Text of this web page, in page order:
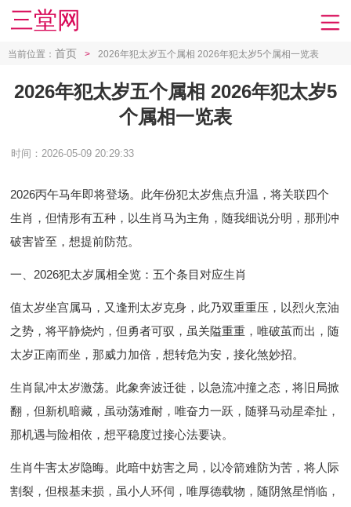
三堂网
当前位置： 首页 > 2026年犯太岁五个属相 2026年犯太岁5个属相一览表
2026年犯太岁五个属相 2026年犯太岁5
个属相一览表
时间：2026-05-09 20:29:33
2026丙午马年即将登场。此年份犯太岁焦点升温，将关联四个
生肖，但情形有五种，以生肖马为主角，随我细说分明，那刑冲
破害皆至，想提前防范。
一、2026犯太岁属相全览：五个条目对应生肖
值太岁坐宫属马，又逢刑太岁克身，此乃双重重压，以烈火烹油
之势，将平静烧灼，但勇者可驭，虽关隘重重，唯破茧而出，随
太岁正南而坐，那威力加倍，想转危为安，接化煞妙招。
生肖鼠冲太岁激荡。此象奔波迁徙，以急流冲撞之态，将旧局掀
翻，但新机暗藏，虽动荡难耐，唯奋力一跃，随驿马动星牵扯，
那机遇与险相依，想平稳度过接心法要诀。
生肖牛害太岁隐晦。此暗中妨害之局，以冷箭难防为苦，将人际
割裂，但根基未损，虽小人环伺，唯厚德载物，随阴煞星悄临，